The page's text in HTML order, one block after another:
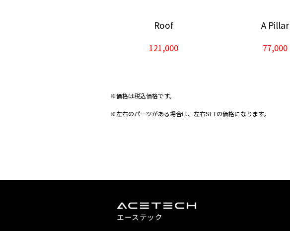
Roof
121,000
A Pillar
77,000
※価格は税込価格です。
※左右のパーツがある場合は、左右SETの価格になります。
エーステック